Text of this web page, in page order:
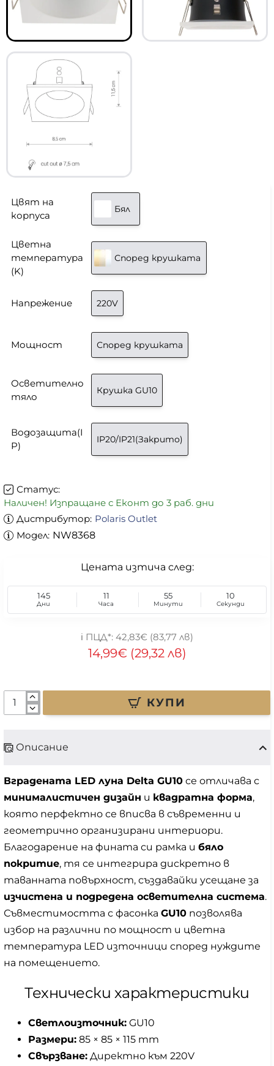
Статус:
Наличен! Изпращане с Еконт до 3 раб. дни
Дистрибутор: Polaris Outlet
Модел: NW8368
Цената изтича след:
145
Дни
11
Часа
55
Минути
09
Секунди
14,99€ (29,32 лв)
42,83€ (83,77 лв)
Цвят на
корпуса
Бял
Цветна
температура
(K)
Според крушката
Напрежение 220V
Мощност Според крушката
Осветително
тяло
Крушка GU10
Водозащита(I
P)
IP20/IP21(Закрито)
КУПИ
Описание
Вградената LED луна Delta GU10 се отличава с
минималистичен дизайн и квадратна форма,
която перфектно се вписва в съвременни и
геометрично организирани интериори.
Благодарение на фината си рамка и бяло
покритие, тя се интегрира дискретно в
таванната повърхност, създавайки усещане за
изчистена и подредена осветителна система.
Съвместимостта с фасонка GU10 позволява
избор на различни по мощност и цветна
температура LED източници според нуждите
на помещението.
Технически характеристики
Светлоизточник: GU10
Размери: 85 × 85 × 115 mm
Свързване: Директно към 220V